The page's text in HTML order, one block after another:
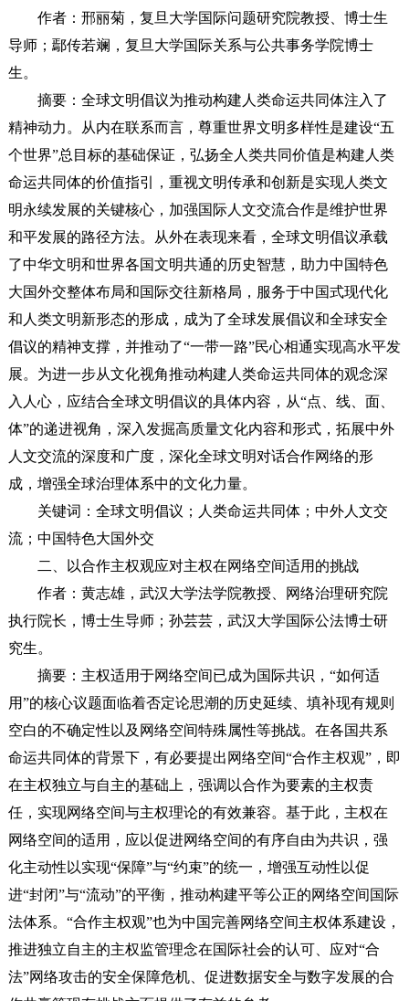
作者：邢丽菊，复旦大学国际问题研究院教授、博士生
导师；鄢传若斓，复旦大学国际关系与公共事务学院博士
生。
摘要：全球文明倡议为推动构建人类命运共同体注入了
精神动力。从内在联系而言，尊重世界文明多样性是建设“五
个世界”总目标的基础保证，弘扬全人类共同价值是构建人类
命运共同体的价值指引，重视文明传承和创新是实现人类文
明永续发展的关键核心，加强国际人文交流合作是维护世界
和平发展的路径方法。从外在表现来看，全球文明倡议承载
了中华文明和世界各国文明共通的历史智慧，助力中国特色
大国外交整体布局和国际交往新格局，服务于中国式现代化
和人类文明新形态的形成，成为了全球发展倡议和全球安全
倡议的精神支撑，并推动了“一带一路”民心相通实现高水平发
展。为进一步从文化视角推动构建人类命运共同体的观念深
入人心，应结合全球文明倡议的具体内容，从“点、线、面、
体”的递进视角，深入发掘高质量文化内容和形式，拓展中外
人文交流的深度和广度，深化全球文明对话合作网络的形
成，增强全球治理体系中的文化力量。
关键词：全球文明倡议；人类命运共同体；中外人文交
流；中国特色大国外交
二、以合作主权观应对主权在网络空间适用的挑战
作者：黄志雄，武汉大学法学院教授、网络治理研究院
执行院长，博士生导师；孙芸芸，武汉大学国际公法博士研
究生。
摘要：主权适用于网络空间已成为国际共识，“如何适
用”的核心议题面临着否定论思潮的历史延续、填补现有规则
空白的不确定性以及网络空间特殊属性等挑战。在各国共系
命运共同体的背景下，有必要提出网络空间“合作主权观”，即
在主权独立与自主的基础上，强调以合作为要素的主权责
任，实现网络空间与主权理论的有效兼容。基于此，主权在
网络空间的适用，应以促进网络空间的有序自由为共识，强
化主动性以实现“保障”与“约束”的统一，增强互动性以促
进“封闭”与“流动”的平衡，推动构建平等公正的网络空间国际
法体系。“合作主权观”也为中国完善网络空间主权体系建设，
推进独立自主的主权监管理念在国际社会的认可、应对“合
法”网络攻击的安全保障危机、促进数据安全与数字发展的合